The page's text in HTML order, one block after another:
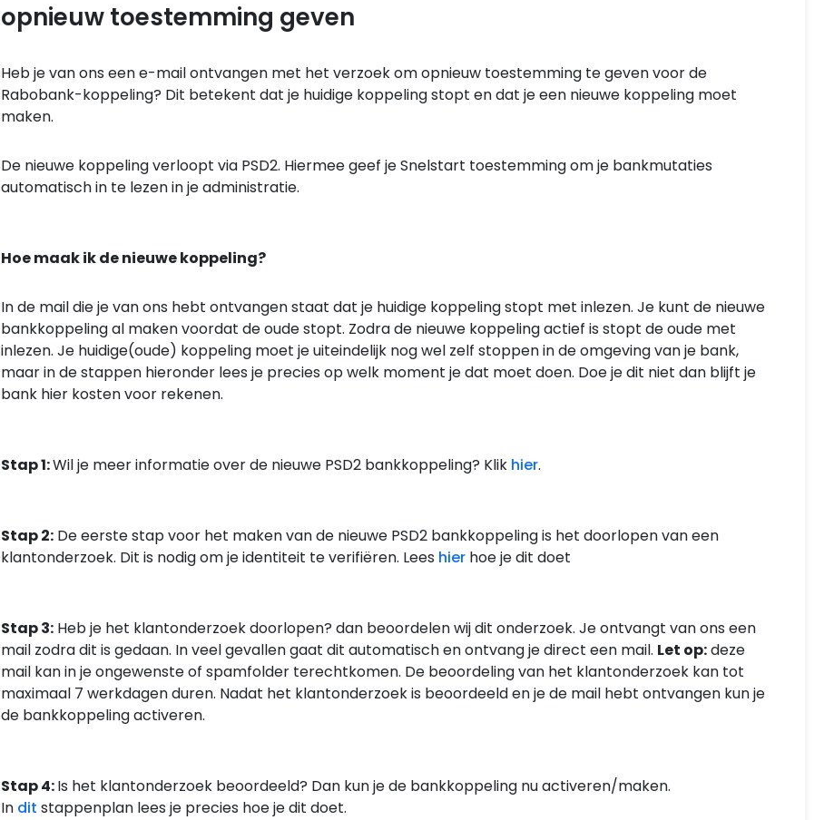
opnieuw toestemming geven
Heb je van ons een e-mail ontvangen met het verzoek om opnieuw toestemming te geven voor de
Rabobank-koppeling? Dit betekent dat je huidige koppeling stopt en dat je een nieuwe koppeling moet
maken.
De nieuwe koppeling verloopt via PSD2. Hiermee geef je Snelstart toestemming om je bankmutaties
automatisch in te lezen in je administratie.
Hoe maak ik de nieuwe koppeling?
In de mail die je van ons hebt ontvangen staat dat je huidige koppeling stopt met inlezen. Je kunt de nieuwe
bankkoppeling al maken voordat de oude stopt. Zodra de nieuwe koppeling actief is stopt de oude met
inlezen. Je huidige(oude) koppeling moet je uiteindelijk nog wel zelf stoppen in de omgeving van je bank,
maar in de stappen hieronder lees je precies op welk moment je dat moet doen. Doe je dit niet dan blijft je
bank hier kosten voor rekenen.
Stap 1:Wil je meer informatie over de nieuwe PSD2 bankkoppeling? Klik hier.
Stap 2:De eerste stap voor het maken van de nieuwe PSD2 bankkoppeling is het doorlopen van een
klantonderzoek. Dit is nodig om je identiteit te verifiëren. Lees hierhoe je dit doet
Stap 3:Heb je het klantonderzoek doorlopen? dan beoordelen wij dit onderzoek. Je ontvangt van ons een
mail zodra dit is gedaan. In veel gevallen gaat dit automatisch en ontvang je direct een mail. Let op:deze
mail kan in je ongewenste of spamfolder terechtkomen. De beoordeling van het klantonderzoek kan tot
maximaal 7 werkdagen duren. Nadat het klantonderzoek is beoordeeld en je de mail hebt ontvangen kun je
de bankkoppeling activeren.
Stap 4:Is het klantonderzoek beoordeeld? Dan kun je de bankkoppeling nu activeren/maken.
In dit stappenplan lees je precies hoe je dit doet.